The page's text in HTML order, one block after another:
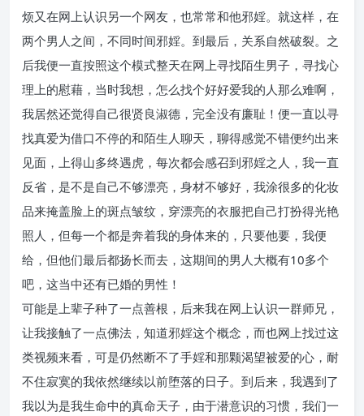
烦又在网上认识另一个网友，也常常和他邪婬。就这样，在
两个男人之间，不同时间邪婬。到最后，关系自然破裂。之
后我便一直按照这个模式整天在网上寻找陌生男子，寻找心
理上的慰藉，当时我想，怎么找个好好爱我的人那么难啊，
我居然还觉得自己很贤良淑德，完全没有廉耻！便一直以寻
找真爱为借口不停的和陌生人聊天，聊得感觉不错便约出来
见面，上得山多终遇虎，每次都会感召到邪婬之人，我一直
反省，是不是自己不够漂亮，身材不够好，我涂很多的化妆
品来掩盖脸上的斑点皱纹，穿漂亮的衣服把自己打扮得光艳
照人，但每一个都是奔着我的身体来的，只要他要，我便
给，但他们最后都扬长而去，这期间的男人大概有10多个
吧，这当中还有已婚的男性！
可能是上辈子种了一点善根，后来我在网上认识一群师兄，
让我接触了一点佛法，知道邪婬这个概念，而也网上找过这
类视频来看，可是仍然断不了手婬和那颗渴望被爱的心，耐
不住寂寞的我依然继续以前堕落的日子。到后来，我遇到了
我以为是我生命中的真命天子，由于潜意识的习惯，我们一